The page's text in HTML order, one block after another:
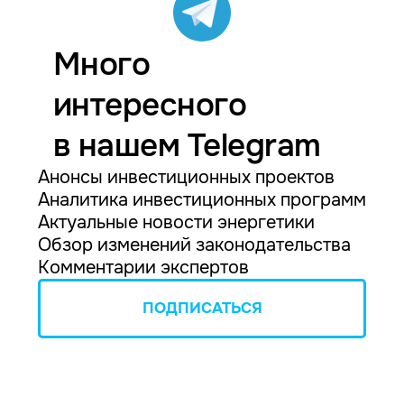
Много
интересного
в нашем Telegram
Анонсы инвестиционных проектов
Аналитика инвестиционных программ
Актуальные новости энергетики
Обзор изменений законодательства
Комментарии экспертов
ПОДПИСАТЬСЯ